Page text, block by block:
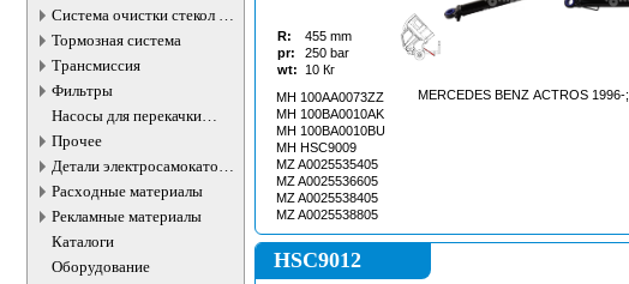
Система очистки стекол и
фар
Тормозная система
Трансмиссия
Фильтры
Насосы для перекачки
жидкостей
Прочее
Детали электросамокатов и
электротранспорта
Расходные материалы
Рекламные материалы
Каталоги
Оборудование
R: 455 mm
pr:
250 bar
wt:
10 Кг
MH 100AA0073ZZ
MH 100BA0010AK
MH 100BA0010BU
MH HSC9009
MZ A0025535405
MZ A0025536605
MZ A0025538405
MZ A0025538805
MERCEDES BENZ ACTROS 1996-;
HSC9012